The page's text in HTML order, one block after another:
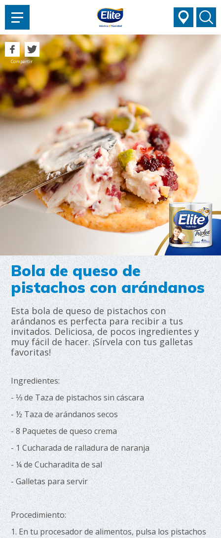
Bola de queso de
pistachos con arándanos
Esta bola de queso de pistachos con
arándanos es perfecta para recibir a tus
invitados. Deliciosa, de pocos ingredientes y
muy fácil de hacer. ¡Sírvela con tus galletas
favoritas!
Compartir
Ingredientes:
- ⅓ de Taza de pistachos sin cáscara
- ½ Taza de arándanos secos
- 8 Paquetes de queso crema
- 1 Cucharada de ralladura de naranja
- ¼ de Cucharadita de sal
- Galletas para servir
Procedimiento:
1. En tu procesador de alimentos, pulsa los pistachos